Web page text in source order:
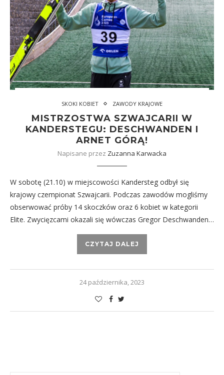
SKOKI KOBIET ZAWODY KRAJOWE
MISTRZOSTWA SZWAJCARII W
KANDERSTEGU: DESCHWANDEN I
ARNET GÓRĄ!
Napisane przez Zuzanna Karwacka
W sobotę (21.10) w miejscowości Kandersteg odbył się
krajowy czempionat Szwajcarii. Podczas zawodów mogliśmy
obserwować próby 14 skoczków oraz 6 kobiet w kategorii
Elite. Zwycięzcami okazali się wówczas Gregor Deschwanden…
CZYTAJ DALEJ
24 października, 2023